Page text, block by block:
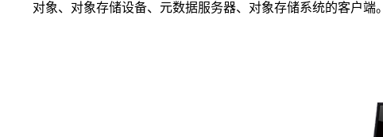
对象、对象存储设备、元数据服务器、对象存储系统的客户端。